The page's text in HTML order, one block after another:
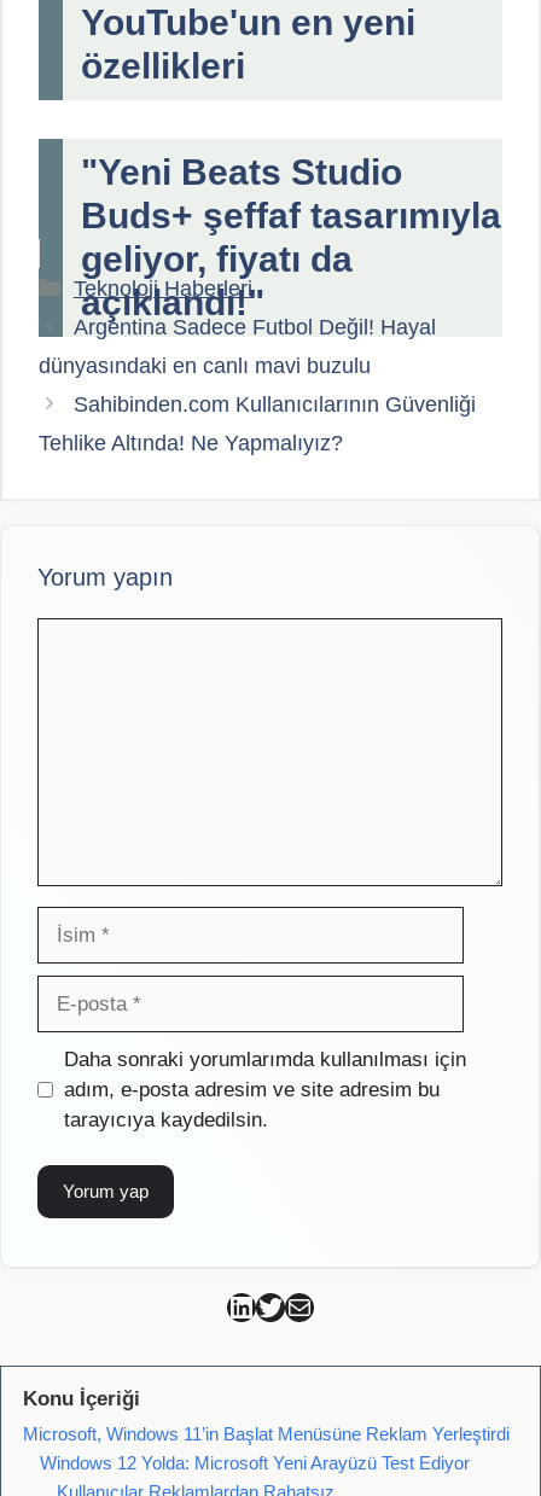
YouTube'un en yeni
özellikleri
"Yeni Beats Studio
Buds+ şeffaf tasarımıyla
geliyor, fiyatı da
açıklandı!"
Kategoriler
Teknoloji Haberleri
Argentina Sadece Futbol Değil! Hayal
dünyasındaki en canlı mavi buzulu
Sahibinden.com Kullanıcılarının Güvenliği
Tehlike Altında! Ne Yapmalıyız?
Yorum yapın
İsim
posta
İnternet
sitesi
Daha sonraki yorumlarımda kullanılması için
adım, e-posta adresim ve site adresim bu
tarayıcıya kaydedilsin.
Can Kütahya Linkedin
Can Kütahya Twitter
Can Kütahya Mail
Konu İçeriği
Microsoft, Windows 11’in Başlat Menüsüne Reklam Yerleştirdi
Windows 12 Yolda: Microsoft Yeni Arayüzü Test Ediyor
Kullanıcılar Reklamlardan Rahatsız